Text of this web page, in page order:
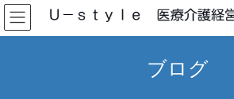
コ
ン
テ
ナ
ビ
ゲ
ブログ